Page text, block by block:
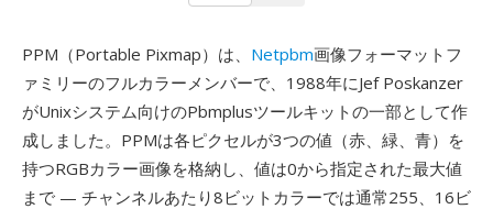
PPM（Portable Pixmap）は、 Netpbm画像フォーマットフ
ァミリーのフルカラーメンバーで、1988年にJef Poskanzer
がUnixシステム向けのPbmplusツールキットの一部として作
成しました。PPMは各ピクセルが3つの値（赤、緑、青）を
持つRGBカラー画像を格納し、値は0から指定された最大値
まで — チャンネルあたり8ビットカラーでは通常255、16ビ